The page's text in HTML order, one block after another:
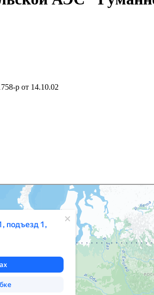
р от 14.10.02